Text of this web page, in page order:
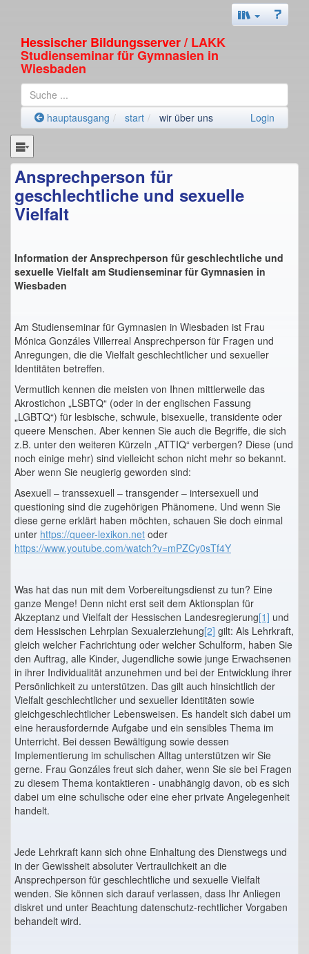
Hessischer Bildungsserver/ LAKK
Studienseminar für Gymnasien in
Wiesbaden
hauptausgang start wir über uns Login
Ansprechperson für
geschlechtliche und sexuelle
Vielfalt
Information der Ansprechperson für geschlechtliche und
sexuelle Vielfalt am Studienseminar für Gymnasien in
Wiesbaden
Am Studienseminar für Gymnasien in Wiesbaden ist Frau
Mónica Gonzáles Villerreal Ansprechperson für Fragen und
Anregungen, die die Vielfalt geschlechtlicher und sexueller
Identitäten betreffen.
Vermutlich kennen die meisten von Ihnen mittlerweile das
Akrostichon „LSBTQ“ (oder in der englischen Fassung
„LGBTQ“) für lesbische, schwule, bisexuelle, transidente oder
queere Menschen. Aber kennen Sie auch die Begriffe, die sich
z.B. unter den weiteren Kürzeln „ATTIQ“ verbergen? Diese (und
noch einige mehr) sind vielleicht schon nicht mehr so bekannt.
Aber wenn Sie neugierig geworden sind:
Asexuell – transsexuell – transgender – intersexuell und
questioning sind die zugehörigen Phänomene. Und wenn Sie
diese gerne erklärt haben möchten, schauen Sie doch einmal
unter https://queer-lexikon.net oder
https://www.youtube.com/watch?v=mPZCy0sTf4Y
Was hat das nun mit dem Vorbereitungsdienst zu tun? Eine
ganze Menge! Denn nicht erst seit dem Aktionsplan für
Akzeptanz und Vielfalt der Hessischen Landesregierung[1] und
dem Hessischen Lehrplan Sexualerziehung[2] gilt: Als Lehrkraft,
gleich welcher Fachrichtung oder welcher Schulform, haben Sie
den Auftrag, alle Kinder, Jugendliche sowie junge Erwachsenen
in ihrer Individualität anzunehmen und bei der Entwicklung ihrer
Persönlichkeit zu unterstützen. Das gilt auch hinsichtlich der
Vielfalt geschlechtlicher und sexueller Identitäten sowie
gleichgeschlechtlicher Lebensweisen. Es handelt sich dabei um
eine herausfordernde Aufgabe und ein sensibles Thema im
Unterricht. Bei dessen Bewältigung sowie dessen
Implementierung im schulischen Alltag unterstützen wir Sie
gerne. Frau Gonzáles freut sich daher, wenn Sie sie bei Fragen
zu diesem Thema kontaktieren - unabhängig davon, ob es sich
dabei um eine schulische oder eine eher private Angelegenheit
handelt.
Jede Lehrkraft kann sich ohne Einhaltung des Dienstwegs und
in der Gewissheit absoluter Vertraulichkeit an die
Ansprechperson für geschlechtliche und sexuelle Vielfalt
wenden. Sie können sich darauf verlassen, dass Ihr Anliegen
diskret und unter Beachtung datenschutz-rechtlicher Vorgaben
behandelt wird.